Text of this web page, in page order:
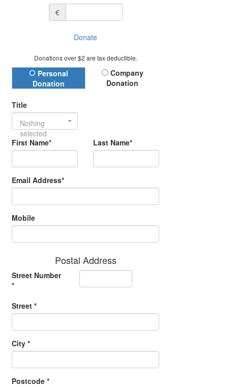
€
Donate
Donations over $2 are tax deductible.
Donation Type
Personal
Donation
Company
Donation
Title
Nothing
selected
First Name*
Last Name*
Email Address*
Mobile
Postal Address
Street Number
*
Street *
City *
Postcode *